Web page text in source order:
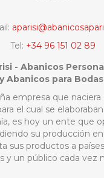
Tel: +34 96 151 02 89
- Abanicos
y Abanicos para Bodas
empresa que naciera
el cual se
es hoy un ente que
su producción
sus productos a
y un público cada vez